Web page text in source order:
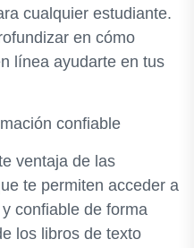
cualquier estudiante.
en cómo
línea ayudarte en tus
confiable
ventaja de las
te permiten acceder a
confiable de forma
los libros de texto